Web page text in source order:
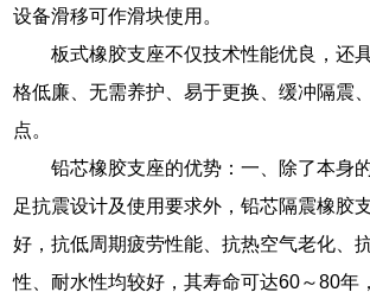
设备滑移可作滑块使用。
板式橡胶支座不仅技术性能优良，还
格低廉、无需养护、易于更换、缓冲隔震
点。
铅芯橡胶支座的优势：一、除了本身
足抗震设计及使用要求外，铅芯隔震橡胶
好，抗低周期疲劳性能、抗热空气老化、
性、耐水性均较好，其寿命可达60～80年